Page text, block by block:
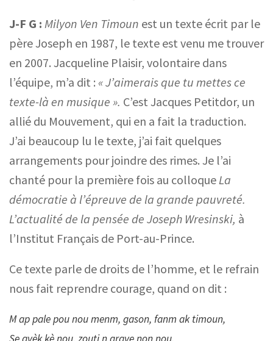
J-F G : Milyon Ven Timoun est un texte écrit par le
père Joseph en 1987, le texte est venu me trouver
en 2007. Jacqueline Plaisir, volontaire dans
l’équipe, m’a dit : « J’aimerais que tu mettes ce
texte-là en musique ». C’est Jacques Petitdor, un
allié du Mouvement, qui en a fait la traduction.
J’ai beaucoup lu le texte, j’ai fait quelques
arrangements pour joindre des rimes. Je l’ai
chanté pour la première fois au colloqueLa
démocratie à l’épreuve de la grande pauvreté.
L’actualité de la pensée de Joseph Wresinski, à
l’Institut Français de Port-au-Prince.
Ce texte parle de droits de l’homme, et le refrain
nous fait reprendre courage, quand on dit :
M ap pale pou nou menm, gason, fanm ak timoun,